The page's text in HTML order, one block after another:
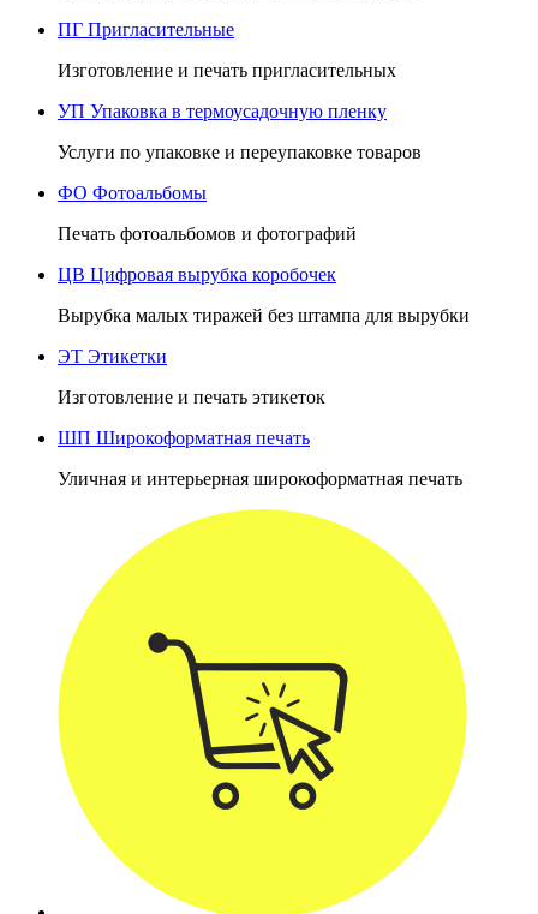
ПГ Пригласительные
Изготовление и печать пригласительных
УП Упаковка в термоусадочную пленку
Услуги по упаковке и переупаковке товаров
ФО Фотоальбомы
Печать фотоальбомов и фотографий
ЦВ Цифровая вырубка коробочек
Вырубка малых тиражей без штампа для вырубки
ЭТ Этикетки
Изготовление и печать этикеток
ШП Широкоформатная печать
Уличная и интерьерная широкоформатная печать